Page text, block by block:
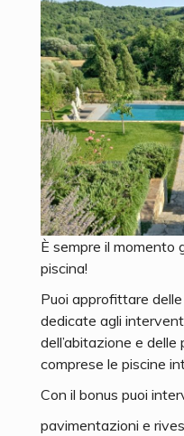
È sempre il momento
piscina!
Puoi approfittare
dedicate agli
dell’abitazione e
comprese le piscine
Con il bonus puoi
pavimentazioni e